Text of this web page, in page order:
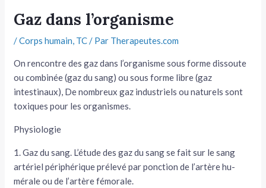
Gaz dans l’organisme
/Corps humain, TC/ Par Therapeutes.com
On rencontre des gaz dans l’organisme sous forme dissoute
ou combinée (gaz du sang) ou sous forme libre (gaz
intestinaux), De nom­breux gaz industriels ou naturels sont
toxiques pour les organismes.
Physiologie
1. Gaz du sang. L’étude des gaz du sang se fait sur le sang
artériel péri­phérique prélevé par ponction de l’artère hu­
mérale ou de l’artère fémorale.